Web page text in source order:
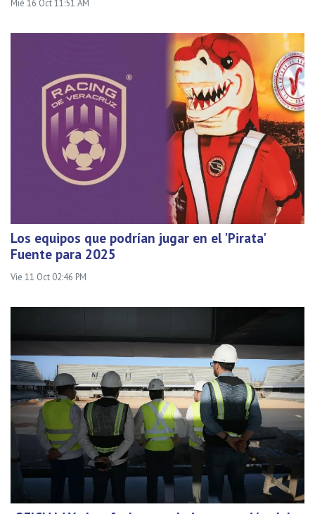
Mié 16 Oct 11:51 AM
Los equipos que podrían jugar en el 'Pirata'
Fuente para 2025
Vie 11 Oct 02:46 PM